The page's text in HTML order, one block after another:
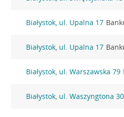
Białystok, ul. Upalna 17
Białystok, ul. Upalna 17
Białystok, ul. Warszawska 79
Białystok, ul. Waszyngtona 30